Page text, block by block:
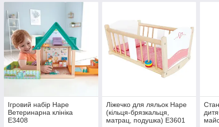
Ігровий набір Hape
Ветеринарна клініка
E3408
Ліжечко для ляльок Hape
(кільця-брязкальця,
матрац, подушка) E3601